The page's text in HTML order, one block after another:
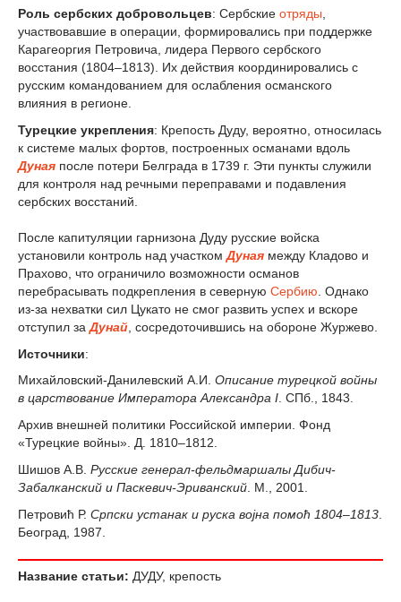
Роль сербских добровольцев: Сербские отряды
участвовавшие в операции, формировались при поддержке
Карагеоргия Петровича, лидера Первого сербского
восстания (1804–1813). Их действия координировались с
русским командованием для ослабления османского
влияния в регионе.
Турецкие укрепления: Крепость Дуду, вероятно, относилась
к системе малых фортов, построенных османами вдоль
Дуная после потери Белграда в 1739 г. Эти пункты служили
для контроля над речными переправами и подавления
сербских восстаний.
После капитуляции гарнизона Дуду русские войска
установили контроль над участкомДуная между Кладово и
Прахово, что ограничило возможности османов
перебрасывать подкрепления в северную Сербию . Однако
из-за нехватки сил Цукато не смог развить успех и вскоре
отступил заДунай , сосредоточившись на обороне Журжево.
Источники:
Михайловский-Данилевский А.И. Описание турецкой войны
в царствование Императора Александра I. СПб., 1843.
Архив внешней политики Российской империи. Фонд
«Турецкие войны». Д. 1810–1812.
Шишов А.В. Русские генерал-фельдмаршалы Дибич-
Забалканский и Паскевич-Эриванский . М., 2001.
Петровић Р. Српски устанак и руска војна помоћ 1804–1813
Београд, 1987.
Название статьи: ДУДУ, крепость